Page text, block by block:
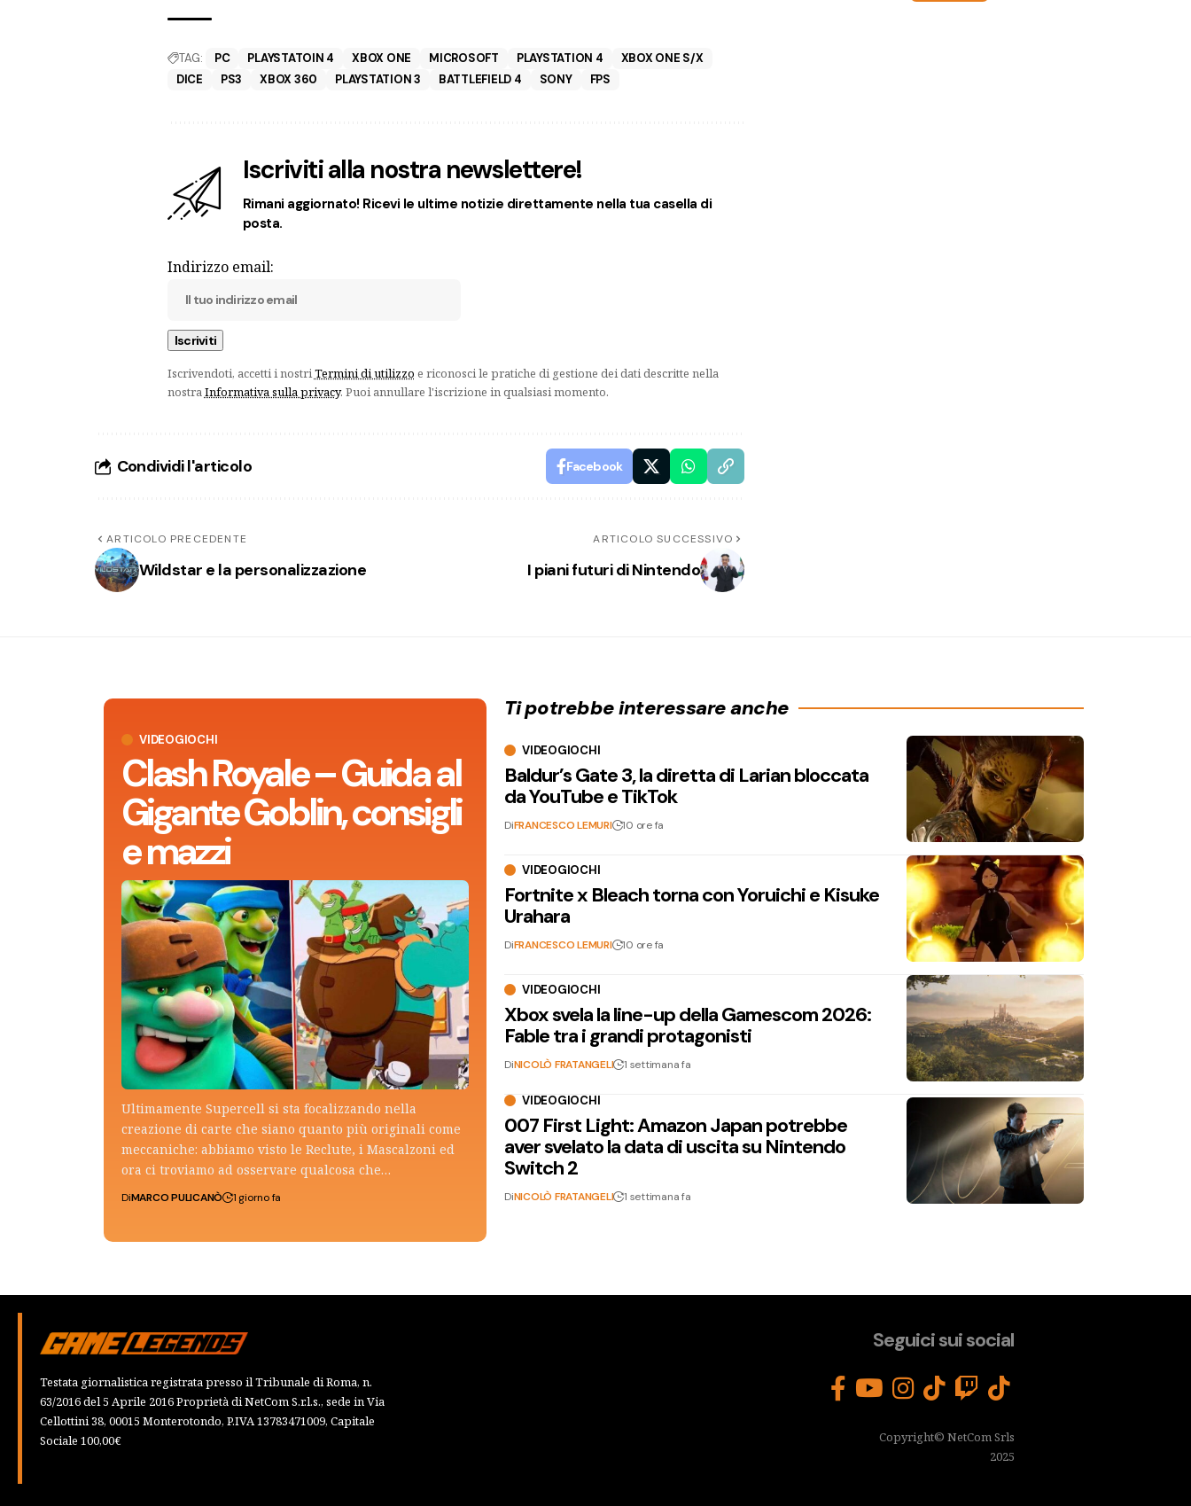
TAG: PC PLAYSTATOIN 4 XBOX ONE MICROSOFT PLAYSTATION 4
XBOX ONE S/X
DICE
PS3 XBOX 360 PLAYSTATION 3 BATTLEFIELD 4 SONY FPS
Iscriviti alla nostra newslettere!
Rimani aggiornato! Ricevi le ultime notizie direttamente nella tua casella di
posta.
Indirizzo email:
Iscrivendoti, accetti i nostriTermini di utilizzo e riconosci le pratiche di gestione dei dati descritte nella
nostraInformativa sulla privacy. Puoi annullare l'iscrizione in qualsiasi momento.
Condividi l'articolo Facebook
ARTICOLO PRECEDENTE
Wildstar e la personalizzazione
ARTICOLO SUCCESSIVO
I piani futuri di Nintendo
VIDEOGIOCHI
Clash Royale – Guida al
Gigante Goblin, consigli
e mazzi
Ultimamente Supercell si sta focalizzando nella
creazione di carte che siano quanto più originali come
meccaniche: abbiamo visto le Reclute, i Mascalzoni ed
ora ci troviamo ad osservare qualcosa che…
DiMARCO PULICANÒ 1 giorno fa
Ti potrebbe interessare anche
VIDEOGIOCHI
Baldur’s Gate 3, la diretta di Larian bloccata
da YouTube e TikTok
DiFRANCESCO LEMURI 10 ore fa
VIDEOGIOCHI
Fortnite x Bleach torna con Yoruichi e Kisuke
Urahara
DiFRANCESCO LEMURI 10 ore fa
VIDEOGIOCHI
Xbox svela la line-up della Gamescom 2026:
Fable tra i grandi protagonisti
DiNICOLÒ FRATANGELI 1 settimana fa
VIDEOGIOCHI
007 First Light: Amazon Japan potrebbe
aver svelato la data di uscita su Nintendo
Switch 2
DiNICOLÒ FRATANGELI 1 settimana fa
Testata giornalistica registrata presso il Tribunale di Roma, n.
63/2016 del 5 Aprile 2016 Proprietà di NetCom S.r.l.s., sede in Via
Cellottini 38, 00015 Monterotondo, P.IVA 13783471009, Capitale
Sociale 100,00€
Seguici sui social
Copyright© NetCom Srls
2025